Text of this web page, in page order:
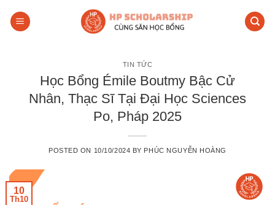
TIN TỨC
Học Bổng Émile Boutmy Bậc Cử
Nhân, Thạc Sĩ Tại Đại Học Sciences
Po, Pháp 2025
POSTED ON 10/10/2024 BY PHÚC NGUYỄN HOÀNG
10
Th10